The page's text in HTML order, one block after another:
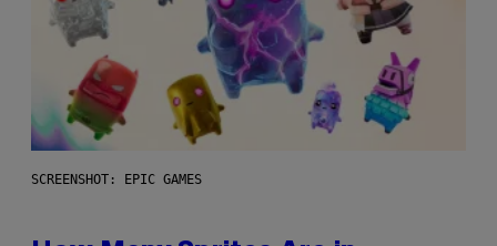
SCREENSHOT: EPIC GAMES